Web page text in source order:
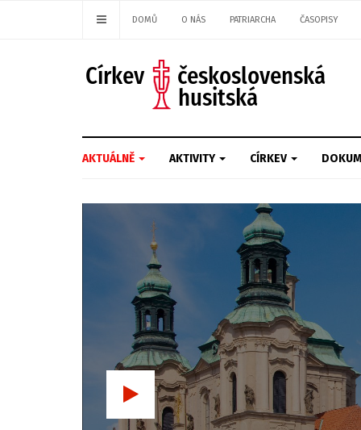
DOMŮ O NÁS PATRIARCHA ČASOPISY
AKTUÁLNĚ AKTIVITY CÍRKEV